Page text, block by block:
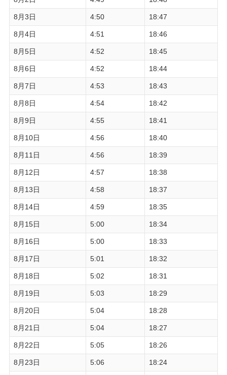
8月3日 4:50 18:47
8月4日 4:51 18:46
8月5日 4:52 18:45
8月6日 4:52 18:44
8月7日 4:53 18:43
8月8日 4:54 18:42
8月9日 4:55 18:41
8月10日 4:56 18:40
8月11日 4:56 18:39
8月12日 4:57 18:38
8月13日 4:58 18:37
8月14日 4:59 18:35
8月15日 5:00 18:34
8月16日 5:00 18:33
8月17日 5:01 18:32
8月18日 5:02 18:31
8月19日 5:03 18:29
8月20日 5:04 18:28
8月21日 5:04 18:27
8月22日 5:05 18:26
8月23日 5:06 18:24